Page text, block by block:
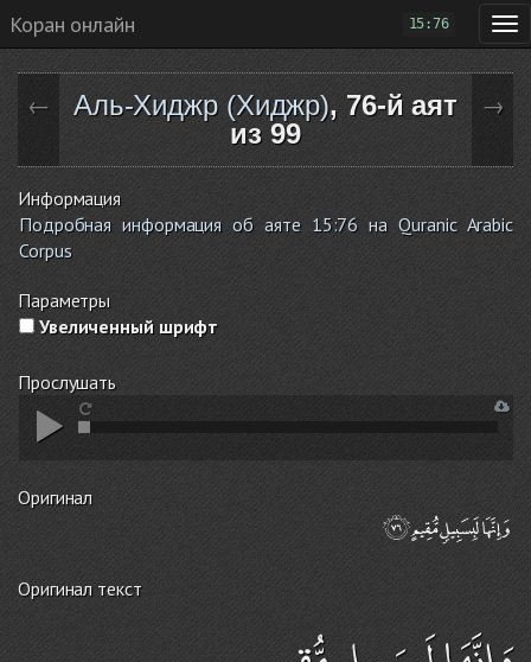
Коран онлайн 15:76
← Аль-Хиджр (Хиджр), 76-й аят
из 99
→
Информация
Подробная информация об аяте 15:76 на Quranic Arabic
Corpus
Параметры
Увеличенный шрифт
Прослушать
Оригинал
Оригинал текст